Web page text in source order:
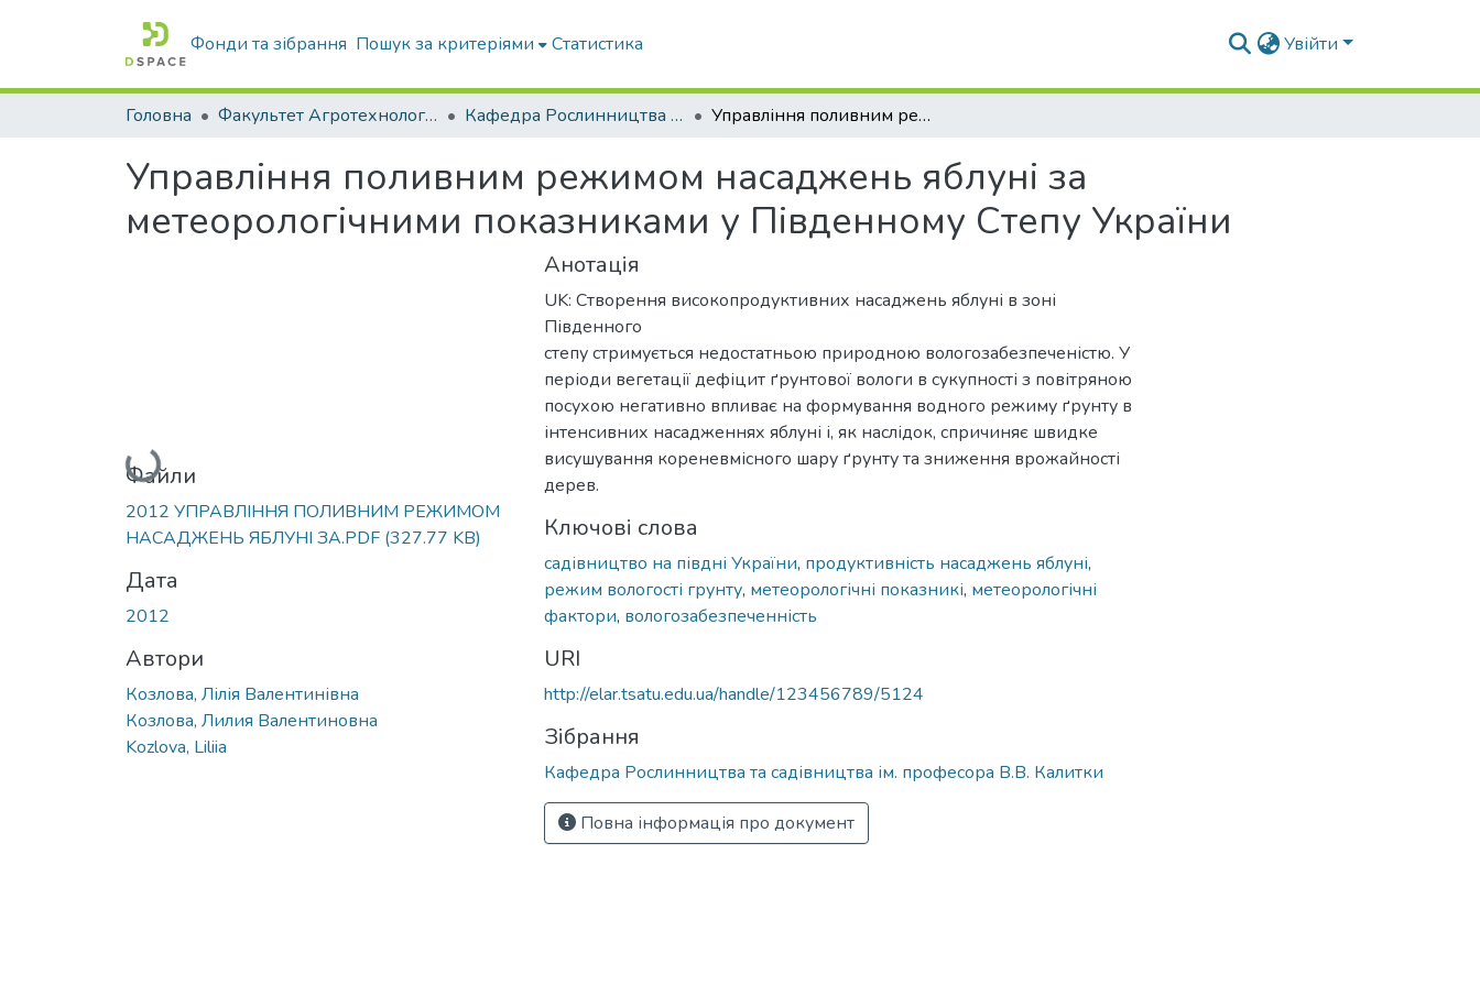
Фонди та зібрання Пошук за критеріями Статистика Увійти
Головна Факультет Агротехнологій та екології Кафедра Рослинництва та садівництва ім. професора В.В. Калитки Управління поливним режимом насаджень яблуні за метеорологічними показниками у Південному Степу України
Управління поливним режимом насаджень яблуні за
метеорологічними показниками у Південному Степу України
Вантажиться...
Файли
2012 УПРАВЛІННЯ ПОЛИВНИМ РЕЖИМОМ
НАСАДЖЕНЬ ЯБЛУНІ ЗА.PDF (327.77 KB)
Дата
2012
Автори
Козлова, Лілія Валентинівна
Козлова, Лилия Валентиновна
Kozlova, Liliia
Анотація
UK: Створення високопродуктивних насаджень яблуні в зоні
Південного
степу стримується недостатньою природною вологозабезпеченістю. У
періоди вегетації дефіцит ґрунтової вологи в сукупності з повітряною
посухою негативно впливає на формування водного режиму ґрунту в
інтенсивних насадженнях яблуні і, як наслідок, спричиняє швидке
висушування кореневмісного шару ґрунту та зниження врожайності
дерев.
Ключові слова
садівництво на півдні України, продуктивність насаджень яблуні,
режим вологості грунту, метеорологічні показникі, метеорологічні
фактори, вологозабезпеченність
URI
http://elar.tsatu.edu.ua/handle/123456789/5124
Зібрання
Кафедра Рослинництва та садівництва ім. професора В.В. Калитки
Повна інформація про документ